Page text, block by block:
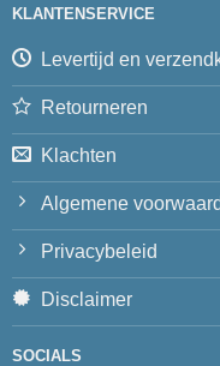
KLANTENSERVICE
Levertijd en
Retourneren
Klachten
Algemene
Privacybeleid
Disclaimer
SOCIALS